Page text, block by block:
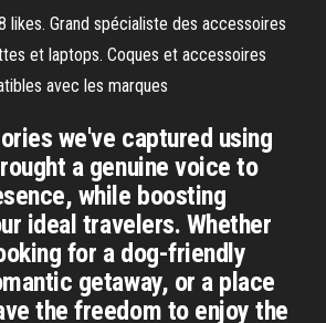
likes. Grand spécialiste des accessoires
et laptops. Coques et accessoires
avec les marques
we've captured using
a genuine voice to
while boosting
ideal travelers. Whether
for a dog-friendly
getaway, or a place
the freedom to enjoy the